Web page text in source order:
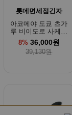
롯데면세점긴자
아코메야 도쿄 츠가
루 비이도로 사케잔
금가루 스모크 탑블
루 85ml
8% 36,000원
39,130원